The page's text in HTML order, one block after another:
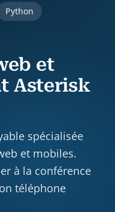
Python
et
Asterisk
spécialisée
et mobiles.
à la conférence
téléphone